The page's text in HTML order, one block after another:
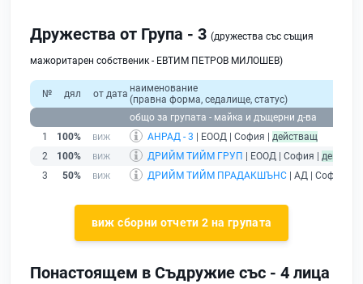
Дружества от Група - 3 (дружества със същия
мажоритарен собственик - ЕВТИМ ПЕТРОВ МИЛОШЕВ)
№ дял от дата наименование
(правна форма, седалище, статус)
общо за групата - майка и дъщерни д-ва
1
100% АНРАД - 3 | ЕООД | София | действащ
2
100% ДРИЙМ ТИЙМ ГРУП | ЕООД | София |
3
50% ДРИЙМ ТИЙМ ПРАДАКШЪНС | АД | София |
виж сборни отчети 2 на групата
Понастоящем в Съдружие със - 4 лица